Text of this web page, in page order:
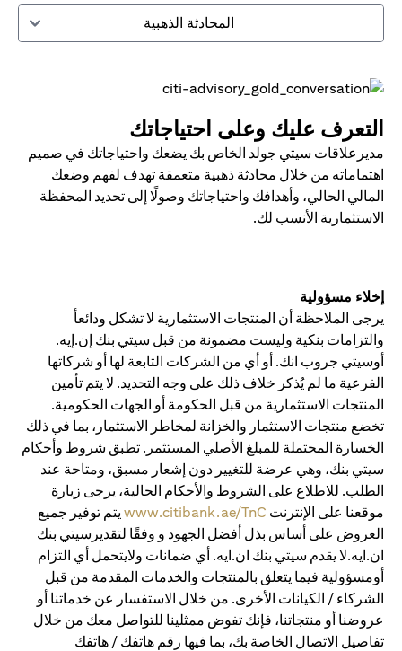
المحادثة الذهبية
التعرف عليك وعلى احتياجاتك
مديرعلاقات سيتي جولد الخاص بك يضعك واحتياجاتك في صميم
اهتماماته من خلال محادثة ذهبية متعمقة تهدف لفهم وضعك
المالي الحالي، وأهدافك واحتياجاتك وصولًا إلى تحديد المحفظة
الاستثمارية الأنسب لك.
إخلاء مسؤولية
يرجى الملاحظة أن المنتجات الاستثمارية لا تشكل ودائعأ
والتزامات بنكية وليست مضمونة من قبل سيتي بنك إن.إيه.
أوسيتي جروب انك. أو أي من الشركات التابعة لها أو شركاتها
الفرعية ما لم يُذكر خلاف ذلك على وجه التحديد. لا يتم تأمين
المنتجات الاستثمارية من قبل الحكومة أو الجهات الحكومية.
تخضع منتجات الاستثمار والخزانة لمخاطر الاستثمار، بما في ذلك
الخسارة المحتملة للمبلغ الأصلي المستثمر. تطبق شروط وأحكام
سيتي بنك، وهي عرضة للتغيير دون إشعار مسبق، ومتاحة عند
الطلب. للاطلاع على الشروط والأحكام الحالية، يرجى زيارة
موقعنا على الإنترنت www.citibank.ae/TnC يتم توفير جميع
العروض على أساس بذل أفضل الجهود و وفقًا لتقديرسيتي بنك
ان.ايه.لا يقدم سيتي بنك ان.ايه. أي ضمانات ولايتحمل أي التزام
أومسؤولية فيما يتعلق بالمنتجات والخدمات المقدمة من قبل
الشركاء / الكيانات الأخرى. من خلال الاستفسار عن خدماتنا أو
عروضنا أو منتجاتنا، فإنك تفوض ممثلينا للتواصل معك من خلال
تفاصيل الاتصال الخاصة بك، بما فيها رقم هاتفك / هاتفك